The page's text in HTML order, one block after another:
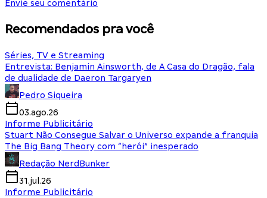
Envie seu comentário
Recomendados pra você
Séries, TV e Streaming
Entrevista: Benjamin Ainsworth, de A Casa do Dragão, fala
de dualidade de Daeron Targaryen
Pedro Siqueira
03.ago.26
Informe Publicitário
Stuart Não Consegue Salvar o Universo expande a franquia
The Big Bang Theory com “herói” inesperado
Redação NerdBunker
31.jul.26
Informe Publicitário